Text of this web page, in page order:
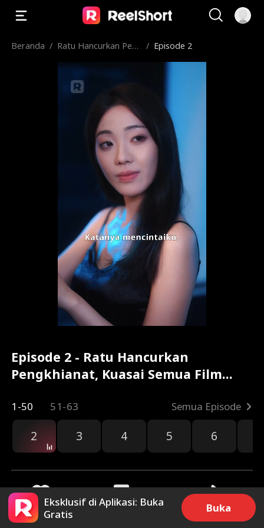
Beranda / Ratu Hancurkan Pen
/ Episode 2
Episode 2 - Ratu Hancurkan
Pengkhianat, Kuasai Semua Film
1-50 51-63 Semua Episode
2 3 4 5 6
33 Bagikan
Eksklusif di Aplikasi: Buka
Gratis
Buka